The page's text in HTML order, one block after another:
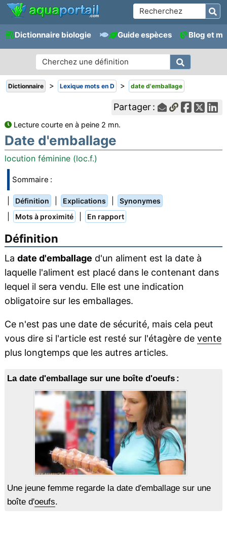
Dictionnaire biologie Guide espèces Blog et
Dictionnaire > Lexique mots en D > date d'emballage
Partager :
Lecture courte en à peine 2 mn.
Date d'emballage
locution féminine (loc.f.)
Sommaire :
Définition Explications Synonymes
Mots à proximité En rapport
Définition
La date d'emballage d'un aliment est la date à
laquelle l'aliment est placé dans le contenant dans
lequel il sera vendu. Elle est une indication
obligatoire sur les emballages.
Ce n'est pas une date de sécurité, mais cela peut
vous dire si l'article est resté sur l'étagère de vente
plus longtemps que les autres articles.
La date d'emballage sur une boîte d'oeufs :
Une jeune femme regarde la date d'emballage sur une
boîte d'oeufs.